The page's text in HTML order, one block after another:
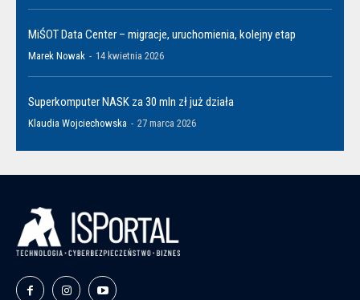
MiŚOT Data Center – migracje, uruchomienia, kolejny etap
Marek Nowak - 14 kwietnia 2026
Superkomputer NASK za 30 mln zł już działa
Klaudia Wojciechowska - 27 marca 2026